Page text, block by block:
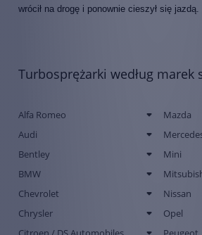
wrócił na drogę i ponownie cieszył się jazdą.
Turbosprężarki według marek
Alfa Romeo
Audi
Bentley
BMW
Chevrolet
Chrysler
Mazda
Mini
Nissan
Opel